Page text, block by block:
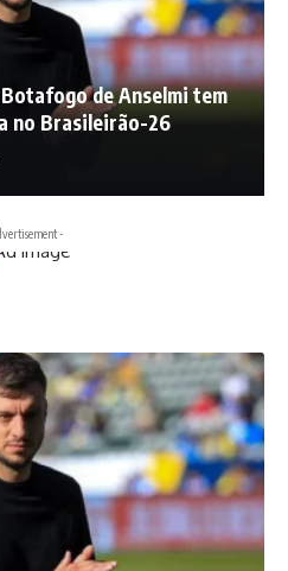
de Anselmi tem
no Brasileirão-26
-